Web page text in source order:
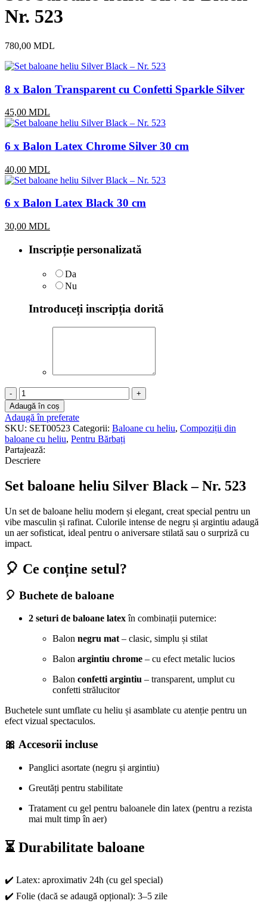
Nr. 523
780,00 MDL
8 x Balon Transparent cu Confetti Sparkle Silver
45,00 MDL
6 x Balon Latex Chrome Silver 30 cm
40,00 MDL
6 x Balon Latex Black 30 cm
30,00 MDL
Inscripție personalizată
Da
Nu
Introduceți inscripția dorită
Cantitate
Set
baloane
heliu
Silver
Black
–
Nr.
Adaugă în coș
Adaugă în preferate
SKU: SET00523 Categorii: Baloane cu heliu, Compoziții din
baloane cu heliu, Pentru Bărbați
Partajează:
Descriere
Set baloane heliu Silver Black – Nr. 523
Un set de baloane heliu modern și elegant, creat special pentru un
vibe masculin și rafinat. Culorile intense de negru și argintiu adaugă
un aer sofisticat, ideal pentru o aniversare stilată sau o surpriză cu
impact.
🎈 Ce conține setul?
🎈 Buchete de baloane
2 seturi de baloane latexîn combinații puternice:
Balon negru mat– clasic, simplu și stilat
Balon argintiu chrome – cu efect metalic lucios
Balon confetti argintiu – transparent, umplut cu
confetti strălucitor
Buchetele sunt umflate cu heliu și asamblate cu atenție pentru un
efect vizual spectaculos.
🎀 Accesorii incluse
Panglici asortate (negru și argintiu)
Greutăți pentru stabilitate
Tratament cu gel pentru baloanele din latex (pentru a rezista
mai mult timp în aer)
⏳ Durabilitate baloane
✔️ Latex: aproximativ 24h (cu gel special)
✔️ Folie (dacă se adaugă opțional): 3–5 zile